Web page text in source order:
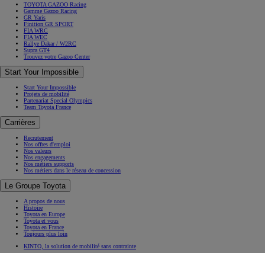
TOYOTA GAZOO Racing
Gamme Gazoo Racing
GR Yaris
Finition GR SPORT
FIA WRC
FIA WEC
Rallye Dakar / W2RC
Supra GT4
Trouvez votre Gazoo Center
Start Your Impossible
Start Your Impossible
Projets de mobilité
Partenariat Special Olympics
Team Toyota France
Carrières
Recrutement
Nos offres d'emploi
Nos valeurs
Nos engagements
Nos métiers supports
Nos métiers dans le réseau de concession
Le Groupe Toyota
A propos de nous
Histoire
Toyota en Europe
Toyota et vous
Toyota en France
Toujours plus loin
KINTO, la solution de mobilité sans contrainte